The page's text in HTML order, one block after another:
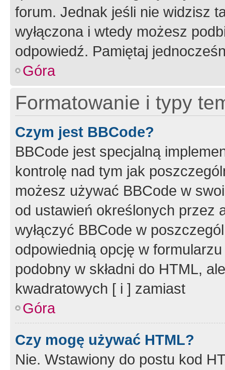
forum. Jednak jeśli nie widzisz
wyłączona i wtedy możesz
odpowiedź. Pamiętaj
Góra
Formatowanie i typy
Czym jest BBCode?
BBCode jest specjalną
kontrolę nad tym jak
możesz używać BBCode w
od ustawień określonych przez
wyłączyć BBCode w
odpowiednią opcję w
podobny w składni do HTML,
kwadratowych [ i ] zamiast
Góra
Czy mogę używać HTML?
Nie. Wstawiony do postu kod